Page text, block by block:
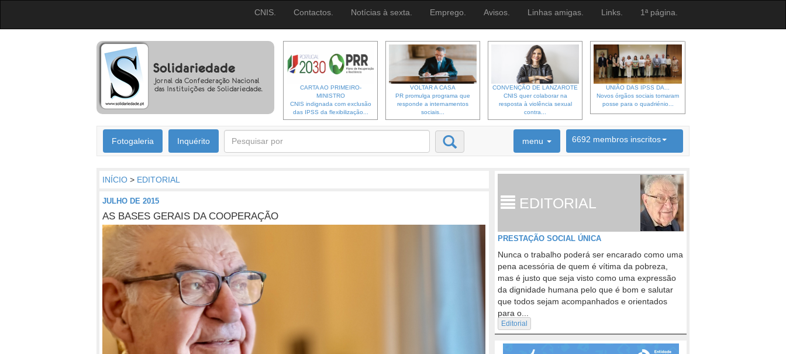
CNIS. Contactos. Notícias à sexta. Emprego. Avisos. Linhas amigas. Links. 1ª página.
CARTA AO PRIMEIRO-
MINISTRO
CNIS indignada com exclusão
das IPSS da flexibilização...
VOLTAR A CASA
PR promulga programa que
responde a internamentos
sociais...
CONVENÇÃO DE LANZAROTE
CNIS quer colaborar na
resposta à violência sexual
contra...
UNIÃO DAS IPSS DA...
Novos órgãos sociais tomaram
posse para o quadriénio...
Fotogaleria Inquérito menu 6692 membros inscritos
INÍCIO > EDITORIAL
JULHO DE 2015
AS BASES GERAIS DA COOPERAÇÃO
EDITORIAL
PRESTAÇÃO SOCIAL ÚNICA
Nunca o trabalho poderá ser encarado como uma
pena acessória de quem é vítima da pobreza,
mas é justo que seja visto como uma expressão
da dignidade humana pelo que é bom e salutar
que todos sejam acompanhados e orientados
para o...
Editorial